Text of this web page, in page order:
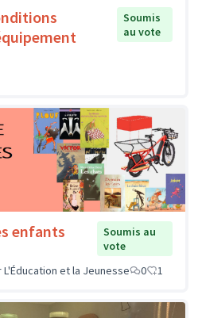
Soumis
au vote
enfants
Soumis au
vote
L'Éducation et la Jeunesse
0 1